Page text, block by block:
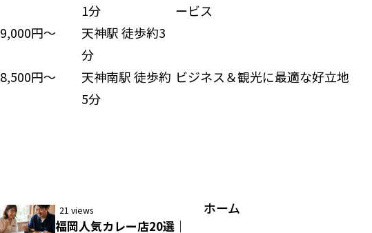
1分
ービス
9,000円〜
天神駅 徒歩約3
分
8,500円〜
天神南駅 徒歩約
5分
ビジネス＆観光に最適な好立地
21 views
福岡人気カレー店20選｜
ホーム